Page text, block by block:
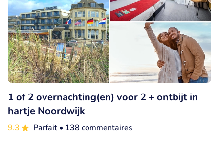
1 of 2 overnachting(en) voor 2 + ontbijt in
hartje Noordwijk
9.3 Parfait • 138 commentaires